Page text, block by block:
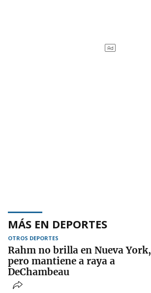
MÁS EN DEPORTES
OTROS DEPORTES
Rahm no brilla en Nueva York,
pero mantiene a raya a
DeChambeau